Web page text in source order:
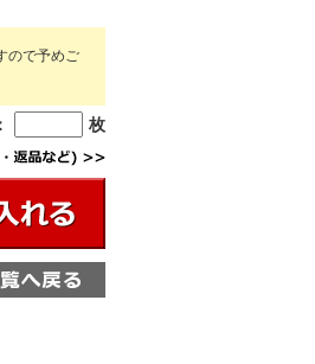
ので予めご
枚